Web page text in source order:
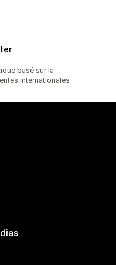
basé sur la
internationales